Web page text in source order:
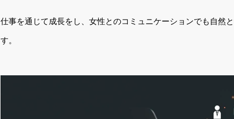
仕事を通じて成長をし、女性とのコミュニケーションでも自然
す。